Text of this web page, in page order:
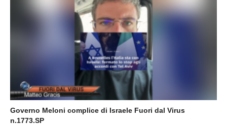
Governo Meloni complice di Israele Fuori dal Virus
n.1773.SP